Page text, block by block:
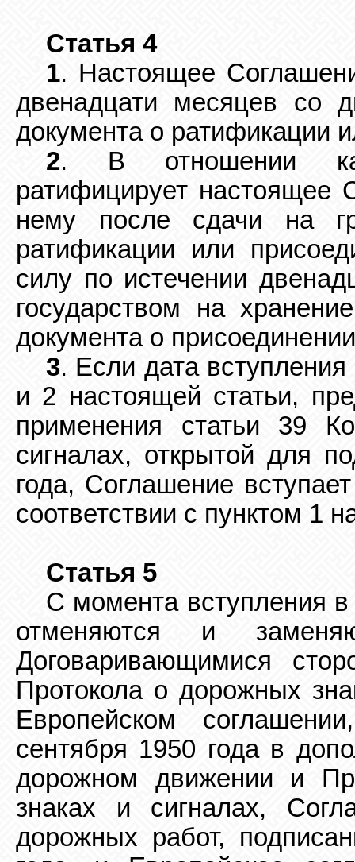
Статья 4
1. Настоящее
двенадцати месяцев со
документа о ратификации
2. В отношении
ратифицирует настоящее
нему после сдачи на
ратификации
или
силу по истечении
государством на
документа о
3. Если дата
и 2 настоящей статьи,
применения статьи 39
сигналах, открытой для
года, Соглашение
соответствии с пунктом 1
Статья 5
С момента вступления
отменяются и
Договаривающимися
Протокола о дорожных
Европейском
сентября 1950 года в
дорожном движении
и
знаках и сигналах,
дорожных работ,